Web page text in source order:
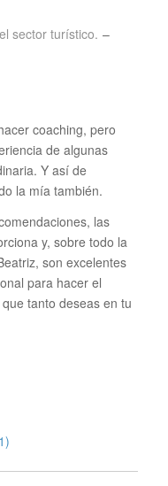
sector turístico. –
coaching, pero
de algunas
Y así de
la mía también.
las
y, sobre todo la
son excelentes
para hacer el
tanto deseas en tu